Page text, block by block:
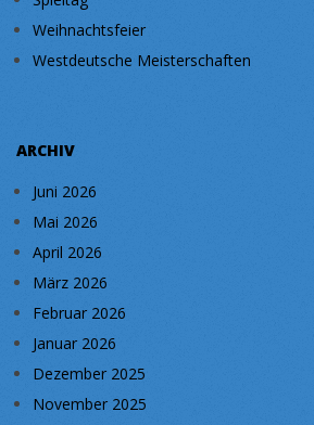
Weihnachtsfeier
Westdeutsche Meisterschaften
ARCHIV
Juni 2026
Mai 2026
April 2026
März 2026
Februar 2026
Januar 2026
Dezember 2025
November 2025